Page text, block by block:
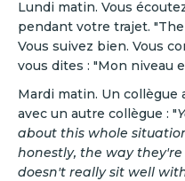
Lundi matin. Vous
pendant votre trajet.
Vous suivez bien. Vous
vous dites : "Mon niveau
Mardi matin. Un collègue
avec un autre collègue : "
about this whole
honestly, the way
doesn't really sit well